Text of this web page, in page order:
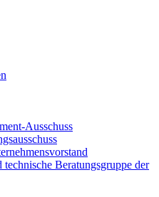
Ausschuss
technische Beratungsgruppe der